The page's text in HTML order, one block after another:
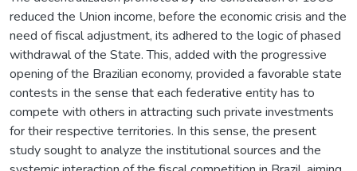
reduced the Union income, before the economic crisis and the
need of fiscal adjustment, its adhered to the logic of phased
withdrawal of the State. This, added with the progressive
opening of the Brazilian economy, provided a favorable state
contests in the sense that each federative entity has to
compete with others in attracting such private investments
for their respective territories. In this sense, the present
study sought to analyze the institutional sources and the